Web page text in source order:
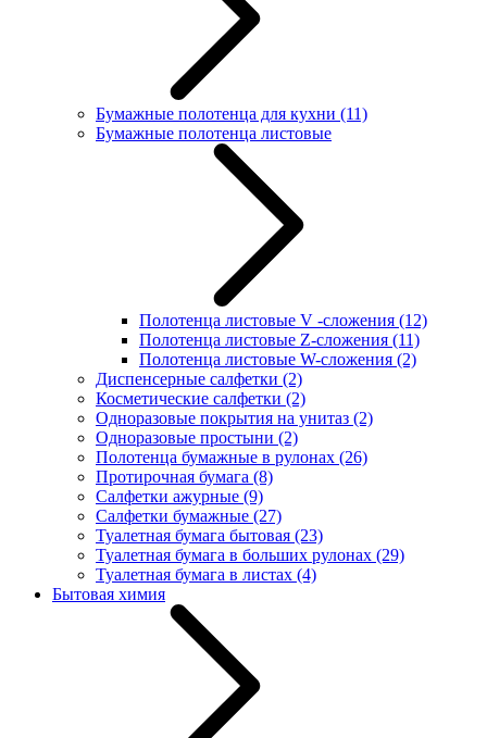
Бумажные полотенца для кухни (11)
Бумажные полотенца листовые
Полотенца листовые V -сложения (12)
Полотенца листовые Z-сложения (11)
Полотенца листовые W-сложения (2)
Диспенсерные салфетки (2)
Косметические салфетки (2)
Одноразовые покрытия на унитаз (2)
Одноразовые простыни (2)
Полотенца бумажные в рулонах (26)
Протирочная бумага (8)
Салфетки ажурные (9)
Салфетки бумажные (27)
Туалетная бумага бытовая (23)
Туалетная бумага в больших рулонах (29)
Туалетная бумага в листах (4)
Бытовая химия